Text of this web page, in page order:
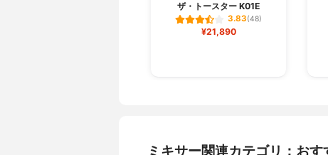
ザ・トースター K01E
3.83(48)
¥21,890
ミキサー関連カテゴリ：お